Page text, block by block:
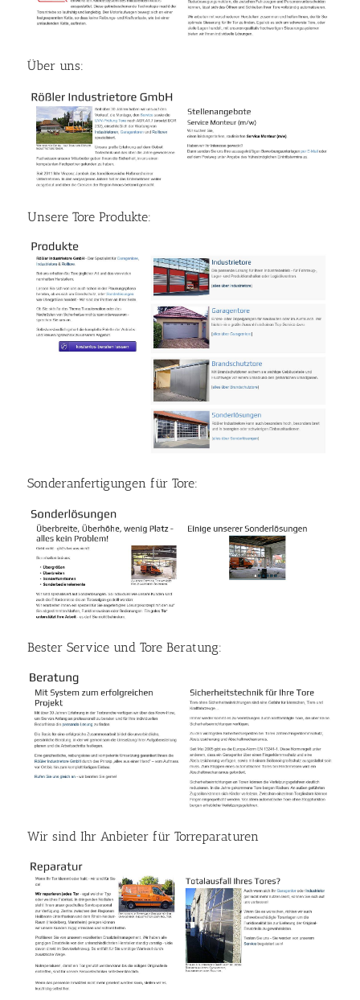
Über uns:
Unsere Tore Produkte:
Sonderanfertigungen für Tore:
Bester Service und Tore Beratung:
Wir sind Ihr Anbieter für Torreparaturen